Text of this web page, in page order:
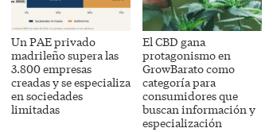
Un PAE privado
madrileño supera las
3.800 empresas
creadas y se especializa
en sociedades
limitadas
El CBD gana
protagonismo en
GrowBarato como
categoría para
consumidores que
buscan información y
especialización